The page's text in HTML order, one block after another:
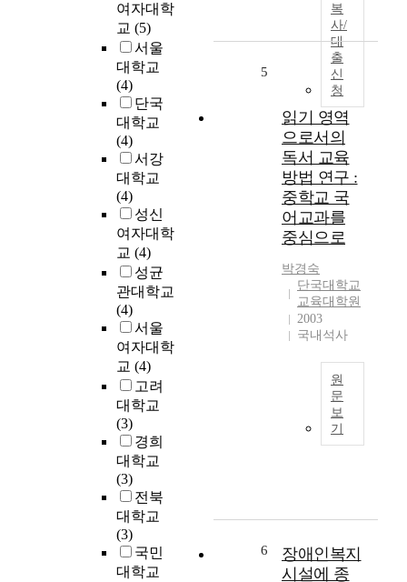
여자대학
교 (5)
서울
대학교
(4)
단국
대학교
(4)
서강
대학교
(4)
성신
여자대학
교 (4)
성균
관대학교
(4)
서울
여자대학
교 (4)
고려
대학교
(3)
경희
대학교
(3)
전북
대학교
(3)
국민
대학교
복
사/
대
출
신
청
5
읽기 영역
으로서의
독서 교육
방법 연구 :
중학교 국
어교과를
중심으로
박경숙
단국대학교
교육대학원
2003
국내석사
원
문
보
기
6
장애인복지
시설에 종